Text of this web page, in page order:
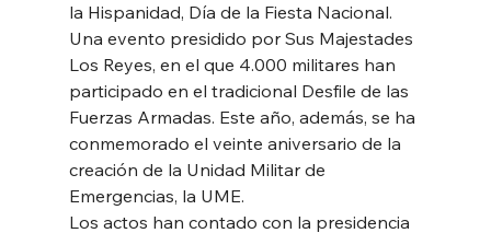
la Hispanidad, Día de la Fiesta Nacional.
Una evento presidido por Sus Majestades
Los Reyes, en el que 4.000 militares han
participado en el tradicional Desfile de las
Fuerzas Armadas. Este año, además, se ha
conmemorado el veinte aniversario de la
creación de la Unidad Militar de
Emergencias, la UME.
Los actos han contado con la presidencia